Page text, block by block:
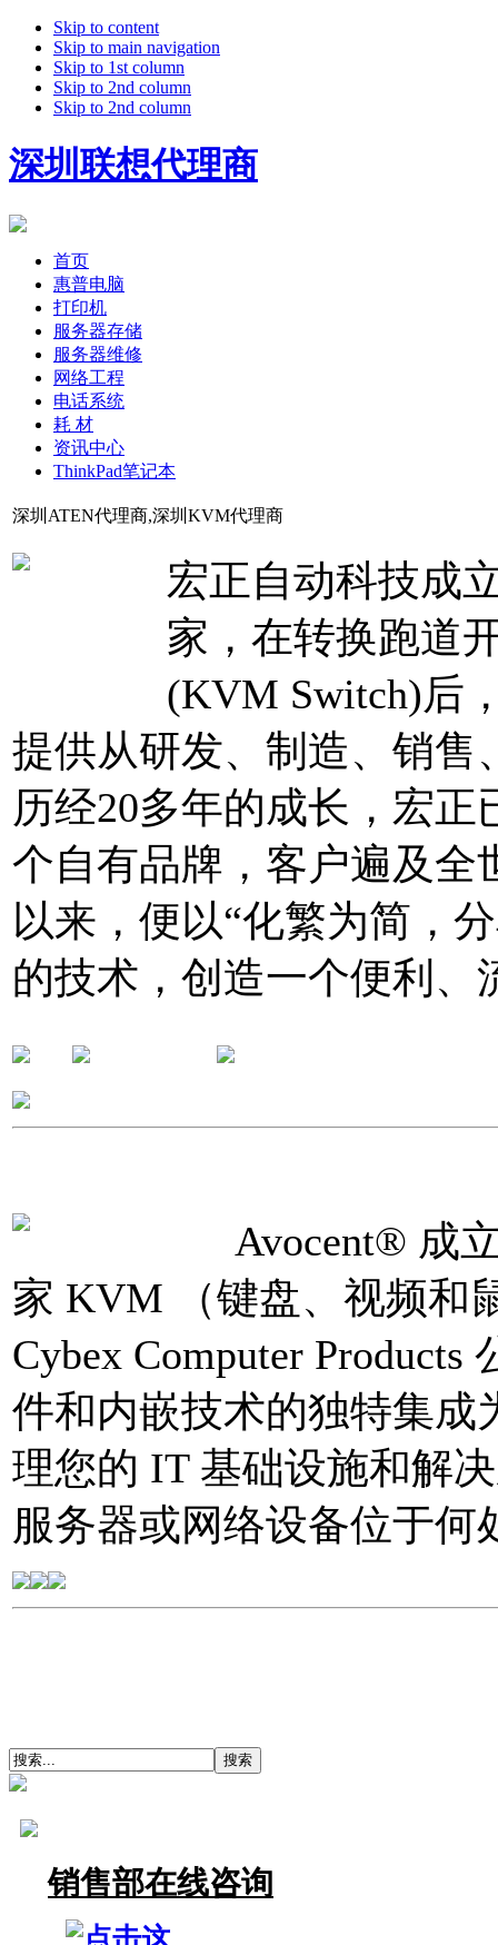
Skip to content
Skip to main navigation
Skip to 1st column
Skip to 2nd column
Skip to 2nd column
深圳联想代理商
首页
惠普电脑
打印机
服务器存储
服务器维修
网络工程
电话系统
耗 材
资讯中心
ThinkPad笔记本
深圳ATEN代理商,深圳KVM代理商
宏正自动科技成
家，在转换跑道
(KVM Switch)后
提供从研发、制造、销售
历经20多年的成长，宏
个自有品牌，客户遍及全
以来，便以“化繁为简，
的技术，创造一个便利、
Avocent® 成
家 KVM （键盘、视频和
Cybex Computer
件和内嵌技术的独特集成
理您的 IT 基础设施和解
服务器或网络设备位于何
销售部在线咨询